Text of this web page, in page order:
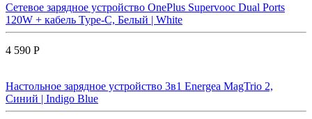
Сетевое зарядное устройство OnePlus Supervooc Dual Ports
120W + кабель Type-C, Белый | White
4 590 Р
Настольное зарядное устройство 3в1 Energea MagTrio 2,
Синий | Indigo Blue